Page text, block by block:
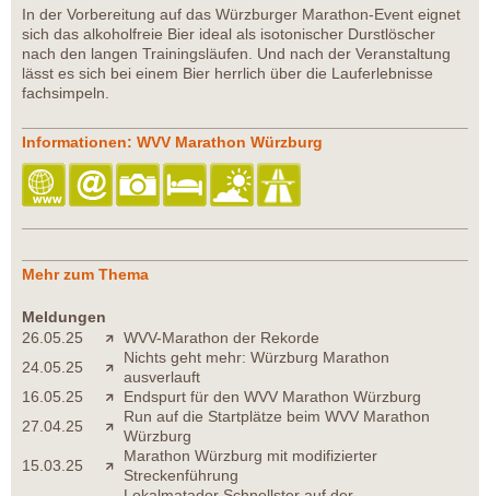
In der Vorbereitung auf das Würzburger Marathon-Event eignet
sich das alkoholfreie Bier ideal als isotonischer Durstlöscher
nach den langen Trainingsläufen. Und nach der Veranstaltung
lässt es sich bei einem Bier herrlich über die Lauferlebnisse
fachsimpeln.
Informationen: WVV Marathon Würzburg
Mehr zum Thema
Meldungen
26.05.25
WVV-Marathon der Rekorde
24.05.25
Nichts geht mehr: Würzburg Marathon
ausverlauft
16.05.25
Endspurt für den WVV Marathon Würzburg
27.04.25
Run auf die Startplätze beim WVV Marathon
Würzburg
15.03.25
Marathon Würzburg mit modifizierter
Streckenführung